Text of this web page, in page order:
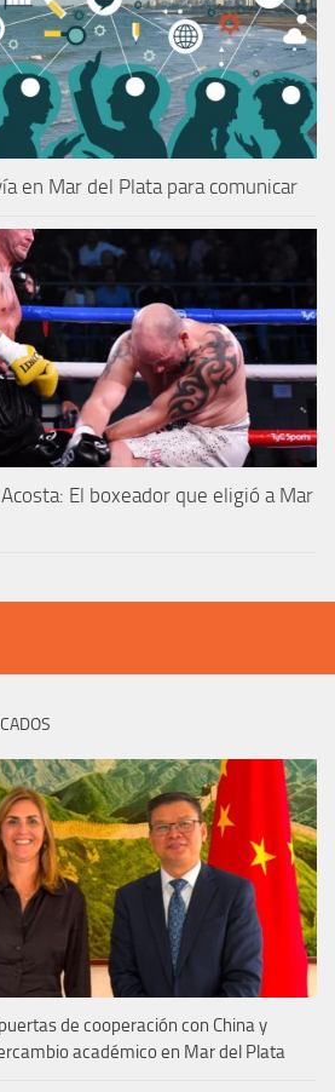
en Mar del Plata para comunicar
El boxeador que eligió a Mar
de cooperación con China y
académico en Mar del Plata